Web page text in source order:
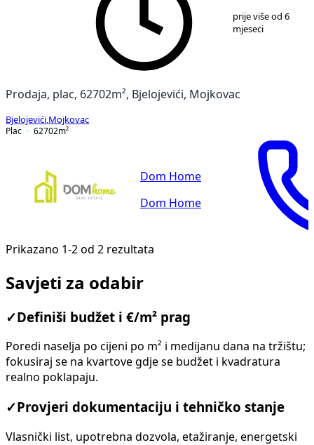
1 3
prije više od 6
mjeseci
Prodaja, plac, 62702m², Bjelojevići, Mojkovac
Bjelojevići Mojkovac
Plac
62702m²
Dom Home
Dom Home
Prikazano 1-2 od 2 rezultata
Savjeti za odabir
✓ Definiši budžet i €/m² prag
Poredi naselja po cijeni po m² i medijanu dana na tržištu;
fokusiraj se na kvartove gdje se budžet i kvadratura
realno poklapaju.
✓ Provjeri dokumentaciju i tehničko stanje
Vlasnički list, upotrebna dozvola, etažiranje, energetski